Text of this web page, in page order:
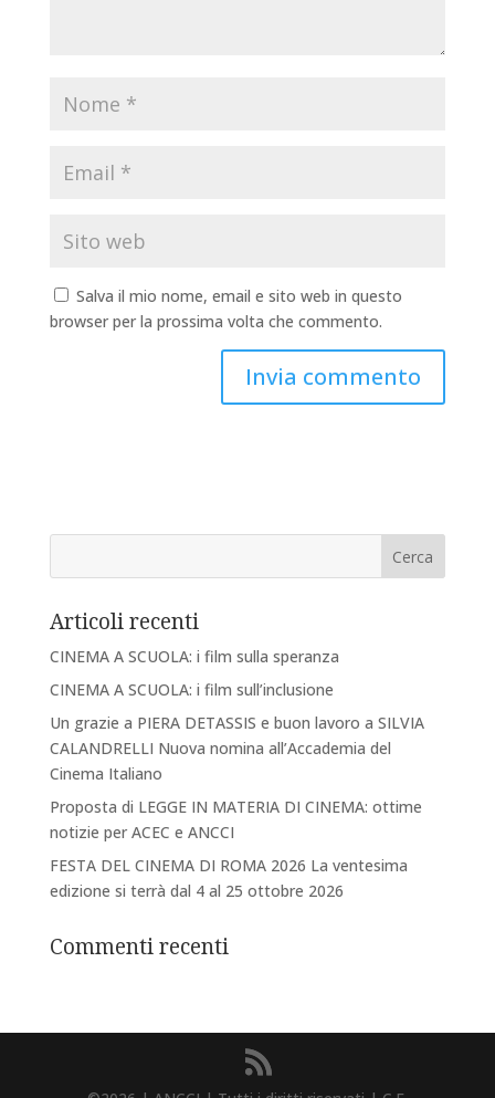
Salva il mio nome, email e sito web in questo
browser per la prossima volta che commento.
Articoli recenti
CINEMA A SCUOLA: i film sulla speranza
CINEMA A SCUOLA: i film sull’inclusione
Un grazie a PIERA DETASSIS e buon lavoro a SILVIA
CALANDRELLI Nuova nomina all’Accademia del
Cinema Italiano
Proposta di LEGGE IN MATERIA DI CINEMA: ottime
notizie per ACEC e ANCCI
FESTA DEL CINEMA DI ROMA 2026 La ventesima
edizione si terrà dal 4 al 25 ottobre 2026
Commenti recenti